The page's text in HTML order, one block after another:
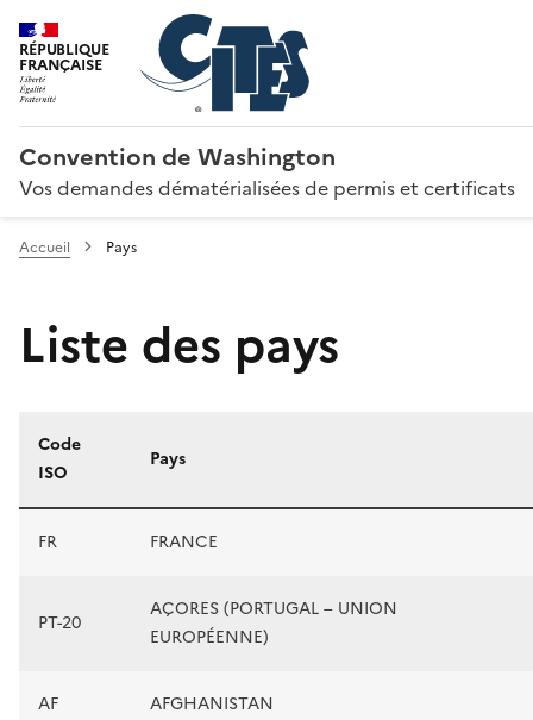
RÉPUBLIQUE
FRANÇAISE
Convention de Washington
Vos demandes dématérialisées de permis et certificats
Accueil Pays
Liste des pays
Liste des pays
Code
ISO
Pays
FR FRANCE
PT-20
AÇORES (PORTUGAL – UNION
EUROPÉENNE)
AF AFGHANISTAN